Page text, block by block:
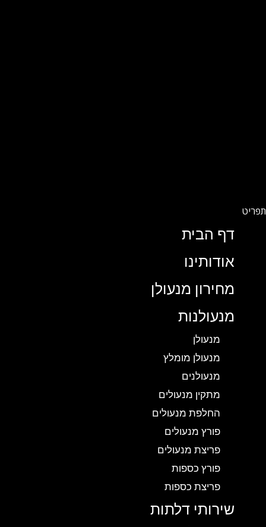
דף הבית
אודותינו
מחירון מנעולן
מנעולנות
מנעולן
מנעולן מומלץ
מנעולנים
מתקין מנעולים
החלפת מנעולים
פורץ מנעולים
פריצת מנעולים
פורץ כספות
פריצת כספות
שירותי דלתות